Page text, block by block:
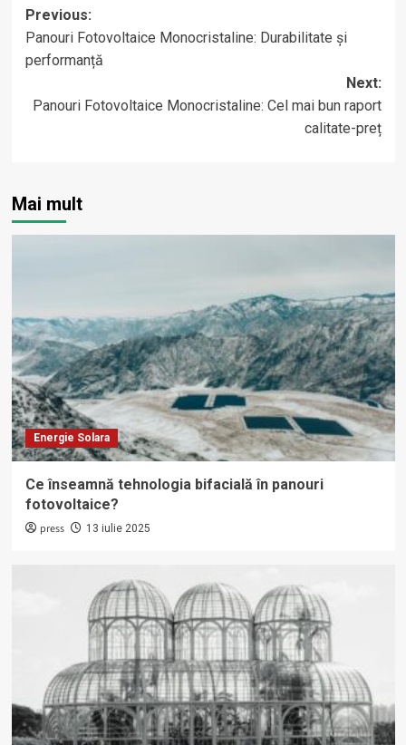
Post
navigation
Previous:
Panouri Fotovoltaice Monocristaline: Durabilitate și
performanță
Next:
Panouri Fotovoltaice Monocristaline: Cel mai bun raport
calitate-preț
Mai mult
Energie Solara
Ce înseamnă tehnologia bifacială în panouri
fotovoltaice?
press 13 iulie 2025